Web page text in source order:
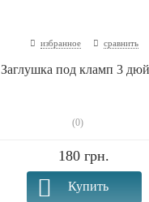
избранное сравнить
Заглушка под кламп 3
(0)
180 грн.
Купить